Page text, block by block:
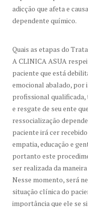
adicção que afeta e
dependente químico.
Quais as etapas do
A CLINICA ASUA
paciente que está
emocional abalado, por
profissional qualificada,
e resgate de seu ente
ressocialização
paciente irá cer
empatia, educação e
portanto este
ser realizada da
Nesse momento, será
situação clínica do
importância que ele se